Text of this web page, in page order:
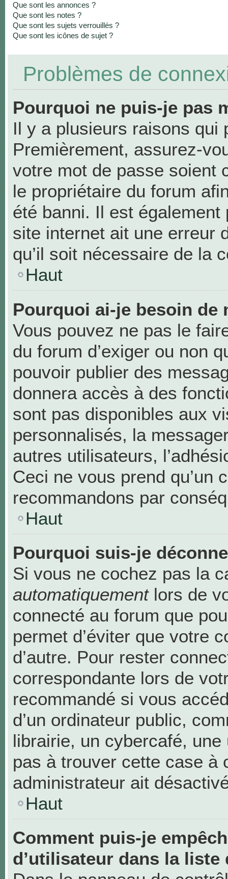
Que sont les annonces ?
Que sont les notes ?
Que sont les sujets verrouillés ?
Que sont les icônes de sujet ?
Problèmes de
Pourquoi ne puis-je pas
Il y a plusieurs raisons qui
Premièrement, assurez-
votre mot de passe soient
le propriétaire du forum
été banni. Il est
site internet ait une erreur
qu’il soit nécessaire de la
Haut
Pourquoi ai-je besoin de
Vous pouvez ne pas le
du forum d’exiger ou non
pouvoir publier des
donnera accès à des
sont pas disponibles aux
personnalisés, la
autres utilisateurs,
Ceci ne vous prend qu’un
recommandons par
Haut
Pourquoi suis-je
Si vous ne cochez pas la
automatiquementlors de
connecté au forum que
permet d’éviter que votre
d’autre. Pour rester
correspondante lors de
recommandé si vous
d’un ordinateur public,
librairie, un cybercafé,
pas à trouver cette case à
administrateur ait
Haut
Comment puis-je
d’utilisateur dans la